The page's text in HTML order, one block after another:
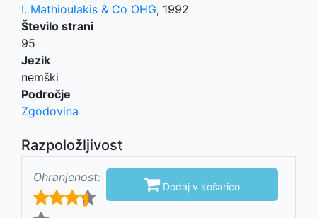
I. Mathioulakis & Co OHG, 1992
Število strani
95
Jezik
nemški
Področje
Zgodovina
Razpoložljivost
Ohranjenost:  Dodaj v košarico